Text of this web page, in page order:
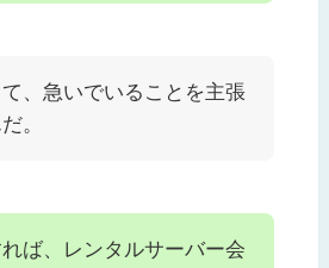
、急いでいることを主張
。
ば、レンタルサーバー会